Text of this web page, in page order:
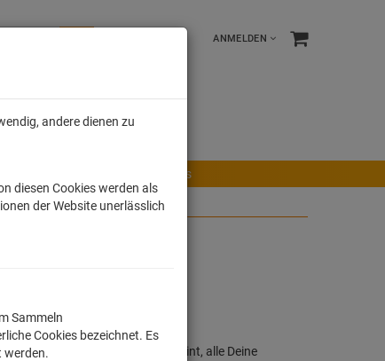
ANMELDEN
Tonies
Motiv oder Lizensierter Print, alle Deine
andere dienen zu
diesen Cookies werden als
der Website unerlässlich
Sammeln
Cookies bezeichnet. Es
werden.